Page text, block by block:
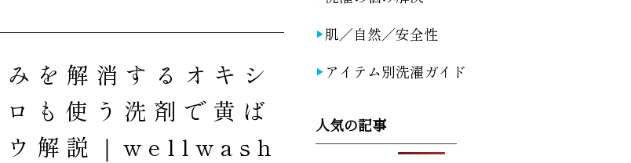
を解消するオキシ
も使う洗剤で黄ば
ウ解説｜wellwash
肌／自然／安全性
アイテム別洗濯ガイド
人気の記事